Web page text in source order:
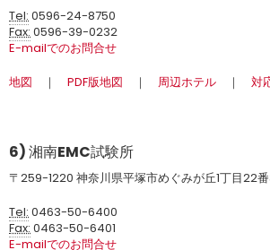
Tel:0596-24-8750
Fax:0596-39-0232
E-mailでのお問合せ
地図 ｜ PDF版地図 ｜ 周辺ホテル ｜ 対
6) 湘南EMC試験所
〒259-1220 神奈川県平塚市めぐみが丘1丁目22
Tel:0463-50-6400
Fax:0463-50-6401
E-mailでのお問合せ